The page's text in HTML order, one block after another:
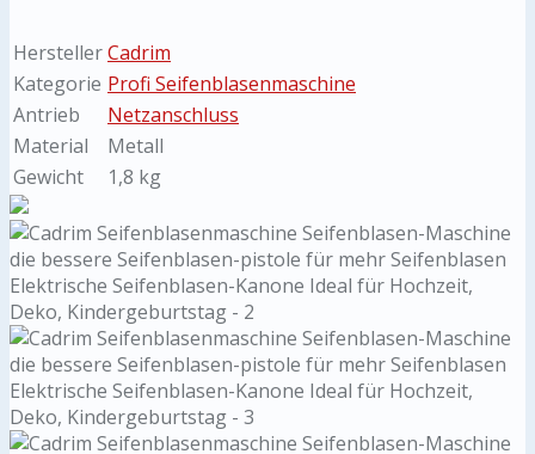
HerstellerCadrim
Kategorie Profi Seifenblasenmaschine
Antrieb
Netzanschluss
Material
Metall
Gewicht
1,8 kg